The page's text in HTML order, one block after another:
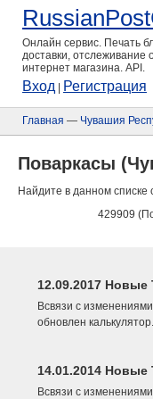
Онлайн сервис. Печать
доставки, отслеживание
интернет магазина. API.
Вход Регистрация
Главная — Чувашия
Поваркасы
Найдите в данном списке
429909
12.09.2017
Всвязи с
обновлен калькулятор.
14.01.2014
Всвязи с